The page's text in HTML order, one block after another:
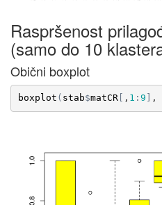
Raspršenost
(samo do 10
Obični boxplot
boxplot ( stab$matCR[ , 1 : 9 ,